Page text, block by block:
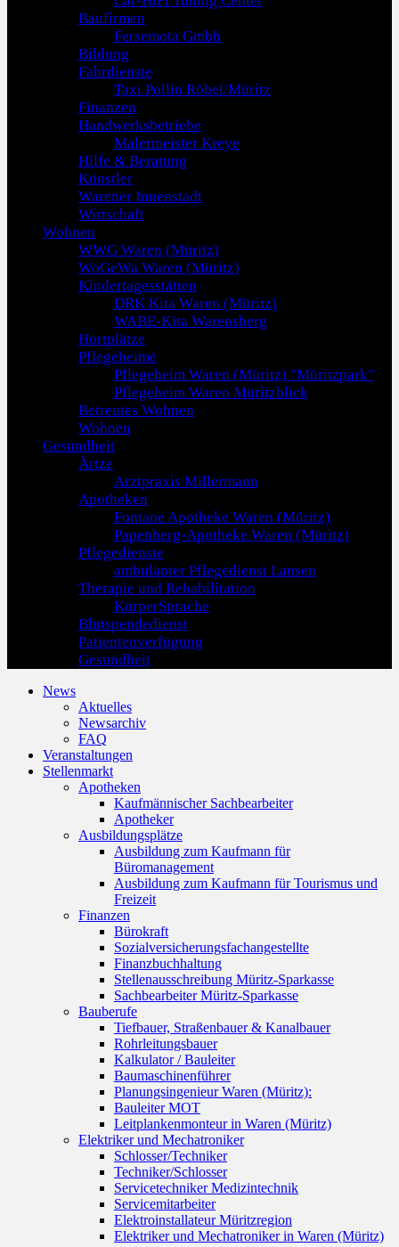
Baufirmen
Fersemota Gmbh
Bildung
Fahrdienste
Taxi Pollin Röbel/Müritz
Finanzen
Handwerksbetriebe
Malermeister Kreye
Hilfe & Beratung
Künstler
Warener Innenstadt
Wirtschaft
Wohnen
WWG Waren (Müritz)
WoGeWa Waren (Müritz)
Kindertagesstätten
DRK Kita Waren (Müritz)
WABE-Kita Warensberg
Hortplätze
Pflegeheime
Pflegeheim Waren (Müritz) "Müritzpark"
Pflegeheim Waren Müritzblick
Betreutes Wohnen
Wohnen
Gesundheit
Ärtze
Arztpraxis Millermann
Apotheken
Fontane Apotheke Waren (Müritz)
Papenberg-Apotheke Waren (Müritz)
Pflegedienste
ambulanter Pflegedienst Lansen
Therapie und Rehabilitation
KörperSprache
Blutspendedienst
Patientenverfügung
Gesundheit
News
Aktuelles
Newsarchiv
FAQ
Veranstaltungen
Stellenmarkt
Apotheken
Kaufmännischer Sachbearbeiter
Apotheker
Ausbildungsplätze
Ausbildung zum Kaufmann für
Büromanagement
Ausbildung zum Kaufmann für Tourismus und
Freizeit
Finanzen
Bürokraft
Sozialversicherungsfachangestellte
Finanzbuchhaltung
Stellenausschreibung Müritz-Sparkasse
Sachbearbeiter Müritz-Sparkasse
Bauberufe
Tiefbauer, Straßenbauer & Kanalbauer
Rohrleitungsbauer
Kalkulator / Bauleiter
Baumaschinenführer
Planungsingenieur Waren (Müritz):
Bauleiter MOT
Leitplankenmonteur in Waren (Müritz)
Elektriker und Mechatroniker
Schlosser/Techniker
Techniker/Schlosser
Servicetechniker Medizintechnik
Servicemitarbeiter
Elektroinstallateur Müritzregion
Elektriker und Mechatroniker in Waren (Müritz)